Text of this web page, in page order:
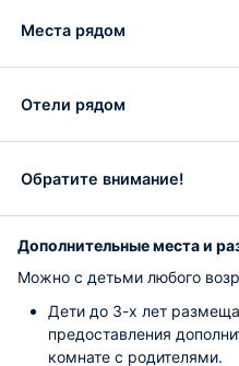
Места рядом
Отели рядом
Обратите внимание!
Дополнительные места и
Можно с детьми любого
Дети до 3-х лет
предоставления
комнате с родителями.